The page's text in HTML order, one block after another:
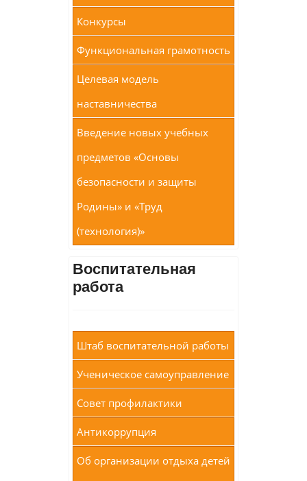
Конкурсы
Функциональная грамотность
Целевая модель
наставничества
Введение новых учебных
предметов «Основы
безопасности и защиты
Родины» и «Труд
(технология)»
Воспитательная
работа
Штаб воспитательной работы
Ученическое самоуправление
Совет профилактики
Антикоррупция
Об организации отдыха детей